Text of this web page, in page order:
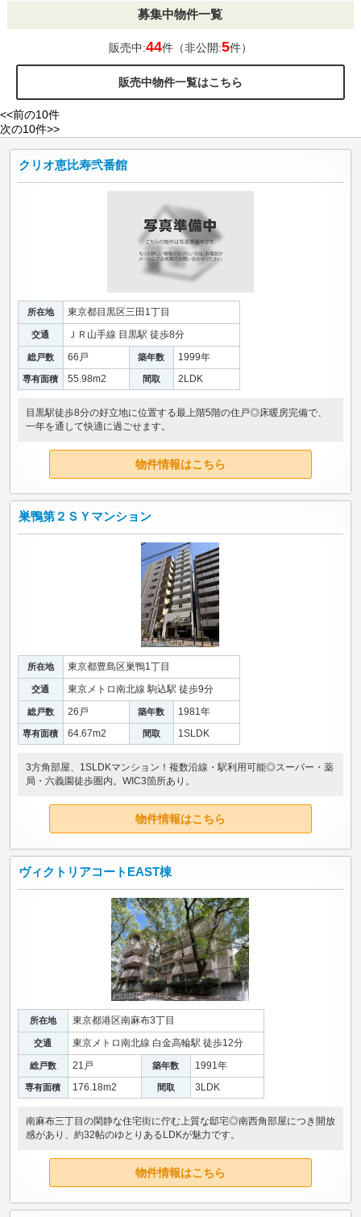
募集中物件一覧
販売中:44件（非公開:5件）
販売中物件一覧はこちら
<<前の10件
次の10件>>
クリオ恵比寿弐番館
所在地 東京都目黒区三田1丁目
交通 ＪＲ山手線 目黒駅 徒歩8分
総戸数 66戸 築年数 1999年
専有面積 55.98m2 間取 2LDK
目黒駅徒歩8分の好立地に位置する最上階5階の住戸◎床暖房完備で、
一年を通して快適に過ごせます。
物件情報はこちら
巣鴨第２ＳＹマンション
所在地 東京都豊島区巣鴨1丁目
交通 東京メトロ南北線 駒込駅 徒歩9分
総戸数 26戸 築年数 1981年
専有面積 64.67m2 間取 1SLDK
3方角部屋、1SLDKマンション！複数沿線・駅利用可能◎スーパー・薬
局・六義園徒歩圏内。WIC3箇所あり。
物件情報はこちら
ヴィクトリアコートEAST棟
所在地 東京都港区南麻布3丁目
交通 東京メトロ南北線 白金高輪駅 徒歩12分
総戸数 21戸 築年数 1991年
専有面積 176.18m2 間取 3LDK
南麻布三丁目の閑静な住宅街に佇む上質な邸宅◎南西角部屋につき開放
感があり、約32帖のゆとりあるLDKが魅力です。
物件情報はこちら